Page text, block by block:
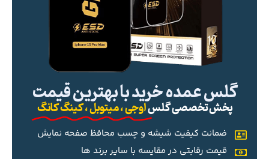
گلس عمده خرید با بهترین قیمت
پخش تخصصی گلساوجی ، میتوبل ، کینگ کانگ
ضمانت کیفیت شیشه و چسب محافظ صفحه نمایش
قیمت رقابتی در مقایسه با سایر برند ها